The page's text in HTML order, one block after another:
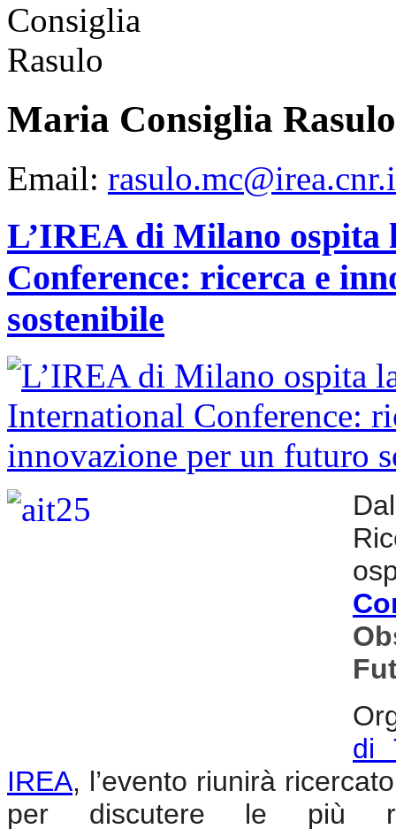
Maria Consiglia Rasulo
Email:
L’IREA di Milano
Conference: ricerca e
sostenibile
di
IREA, l’evento riunirà
per discutere le più